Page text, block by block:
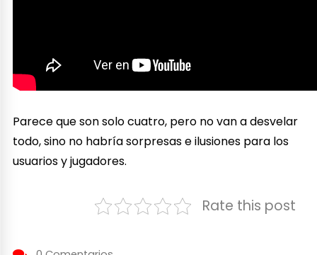
Parece que son solo cuatro, pero no van a desvelar
todo, sino no habría sorpresas e ilusiones para los
usuarios y jugadores.
Rate this post